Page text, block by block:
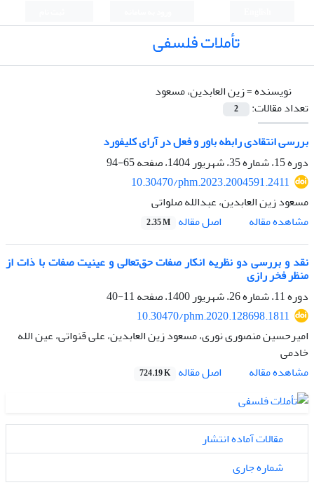
تأملات فلسفی
نویسنده =زین العابدین، مسعود
تعداد مقالات:
2
بررسی انتقادی رابطه باور و فعل در آرای کلیفورد
دوره 15، شماره 35، شهریور 1404، صفحه
65-94
10.30470/phm.2023.2004591.2411
مسعود زین العابدین، عبدالله صلواتی
مشاهده مقاله
اصل مقاله 2.35 M
نقد و بررسی دو نظریه انکار صفات حق‌تعالی و عینیت صفات با ذات از
منظر فخر رازی
دوره 11، شماره 26، شهریور 1400، صفحه
11-40
10.30470/phm.2020.128698.1811
امیرحسین منصوری نوری، مسعود زین العابدین، علی قنواتی، عین الله
خادمی
مشاهده مقاله
اصل مقاله 724.19 K
مقالات آماده انتشار
شماره جاری